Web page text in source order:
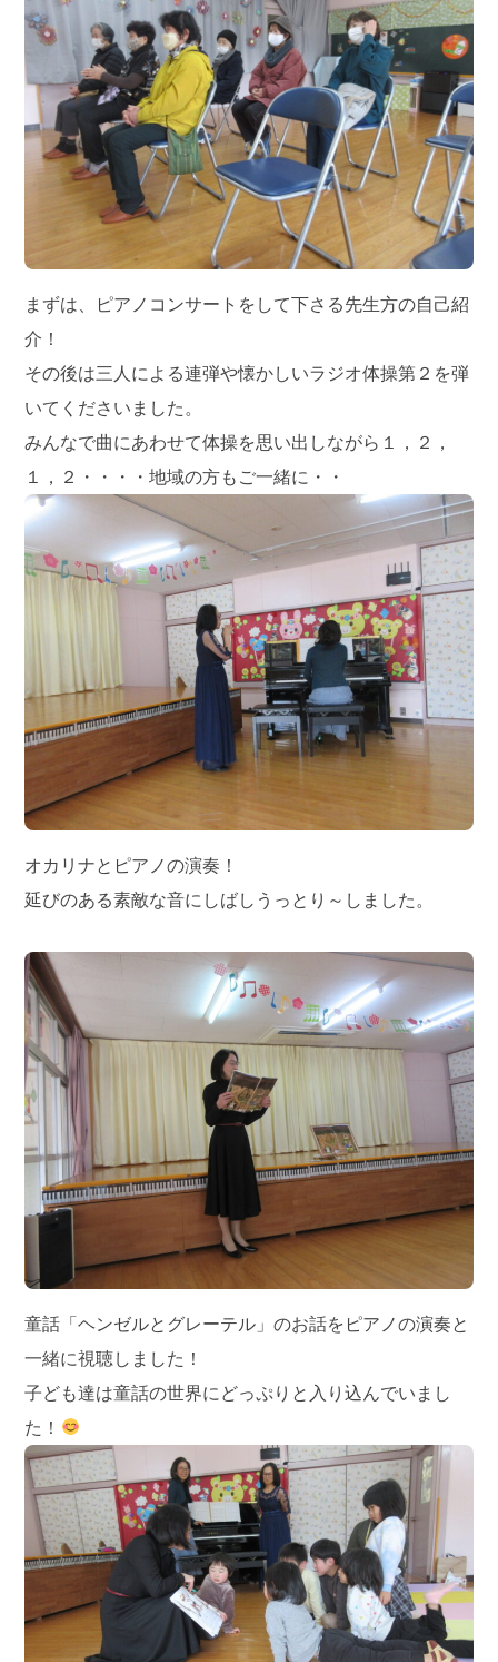
まずは、ピアノコンサートをして下さる先生方の自己紹
介！
その後は三人による連弾や懐かしいラジオ体操第２を弾
いてくださいました。
みんなで曲にあわせて体操を思い出しながら１，２，
１，２・・・・地域の方もご一緒に・・
オカリナとピアノの演奏！
延びのある素敵な音にしばしうっとり～しました。
童話「ヘンゼルとグレーテル」のお話をピアノの演奏と
一緒に視聴しました！
子ども達は童話の世界にどっぷりと入り込んでいまし
た！